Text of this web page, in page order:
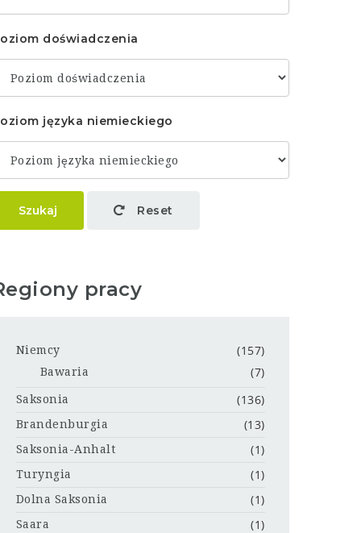
doświadczenia
języka niemieckiego
Szukaj Reset
pracy
Niemcy (157)
Bawaria (7)
Saksonia (136)
Brandenburgia (13)
Saksonia-Anhalt (1)
Turyngia (1)
Dolna Saksonia (1)
Saara (1)